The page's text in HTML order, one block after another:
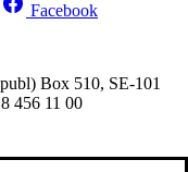
Facebook
Box 510, SE-101
456 11 00